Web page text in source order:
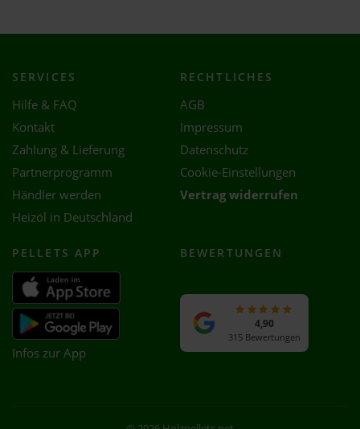
SERVICES
Hilfe & FAQ
Kontakt
Zahlung & Lieferung
Partnerprogramm
Händler werden
Heizöl in Deutschland
RECHTLICHES
AGB
Impressum
Datenschutz
Cookie-Einstellungen
Vertrag widerrufen
PELLETS APP
Infos zur App
BEWERTUNGEN
4,90
315 Bewertungen